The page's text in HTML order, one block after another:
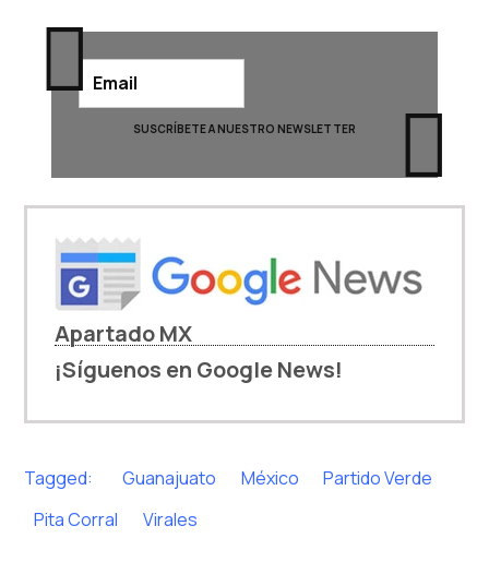
Apartado MX
¡Síguenos en Google News!
Tagged: Guanajuato México
Partido Verde
Pita Corral
Virales